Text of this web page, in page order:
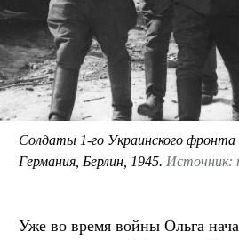
Солдаты 1-го Украинского фронта
Германия, Берлин, 1945. Источник:
Уже во время войны Ольга